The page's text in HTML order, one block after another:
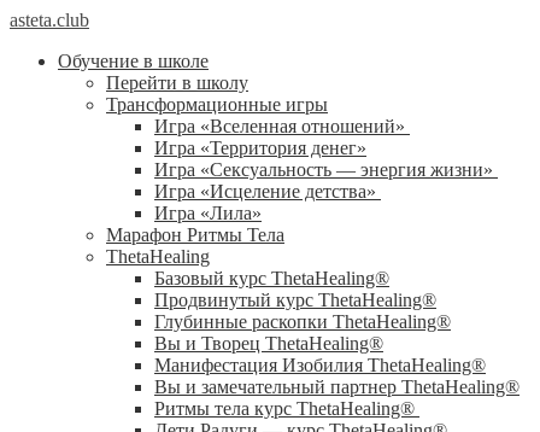
asteta.club
Обучение в школе
Перейти в школу
Трансформационные игры
Игра «Вселенная отношений»
Игра «Территория денег»
Игра «Сексуальность — энергия жизни»
Игра «Исцеление детства»
Игра «Лила»
Марафон Ритмы Тела
ThetaHealing
Базовый курс ThetaHealing®
Продвинутый курс ThetaHealing®
Глубинные раскопки ThetaHealing®
Вы и Творец ThetaHealing®
Манифестация Изобилия ThetaHealing®
Вы и замечательный партнер ThetaHealing®
Ритмы тела курс ThetaHealing®